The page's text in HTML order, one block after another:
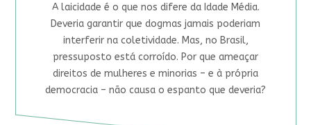
A laicidade é o que nos difere da Idade Média.
Deveria garantir que dogmas jamais poderiam
interferir na coletividade. Mas, no Brasil,
pressuposto está corroído. Por que ameaçar
direitos de mulheres e minorias – e à própria
democracia – não causa o espanto que deveria?